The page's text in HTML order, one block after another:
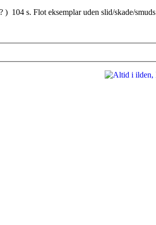
) 104 s. Flot eksemplar uden slid/skade/smuds